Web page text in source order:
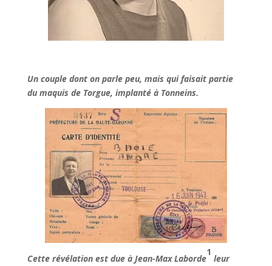
Un couple dont on parle peu, mais qui faisait partie
du maquis de Torgue, implanté à Tonneins.
Cette révélation est due à Jean-Max Laborde
1
leur